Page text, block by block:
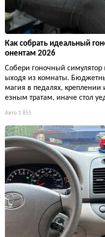
Как собрать идеальный
онентам 2026
Собери гоночный симулятор
ыходя из комнаты.
магия в педалях, креплении
езным тратам, иначе стол
Авто 1 855